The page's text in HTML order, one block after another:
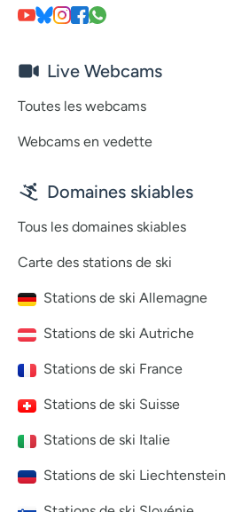
Live Webcams
Toutes les webcams
Webcams en vedette
Domaines skiables
Tous les domaines skiables
Carte des stations de ski
Stations de ski Allemagne
Stations de ski Autriche
Stations de ski France
Stations de ski Suisse
Stations de ski Italie
Stations de ski Liechtenstein